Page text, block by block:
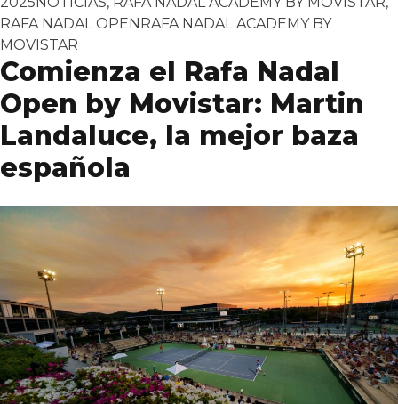
RAFA NADAL OPENTags:
RAFA NADAL ACADEMY BY
MOVISTAR
Comienza el Rafa Nadal
Open by Movistar: Martin
Landaluce, la mejor baza
española